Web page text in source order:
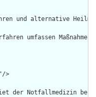
und alternative
umfassen
>
der Notfallmedizin